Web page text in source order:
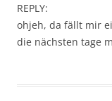
REPLY:
ohjeh, da fällt mir
die nächsten tage